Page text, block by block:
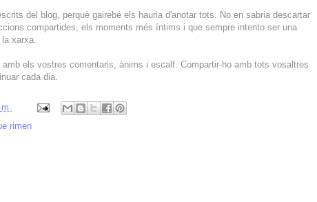
del blog, perquè gairebé els hauria d'anotar tots. No en sabria descartar
compartides, els moments més íntims i que sempre intento ser una
xarxa.
els vostres comentaris, ànims i escalf. Compartir-ho amb tots vosaltres
cada dia.
rimen